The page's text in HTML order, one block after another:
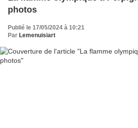
photos
Publié le 17/05/2024 à 10:21
Par Lemenuisiart